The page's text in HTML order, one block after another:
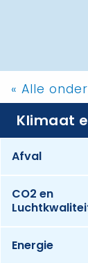
« Alle
Klimaat
Afval
CO2 en
Energie